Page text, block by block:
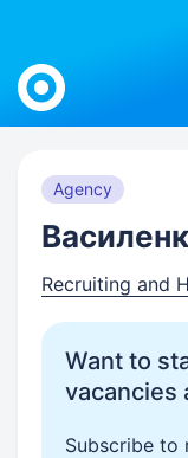
Work.ua
Agency
Recruiting and
Want to
vacancies
Subscribe to